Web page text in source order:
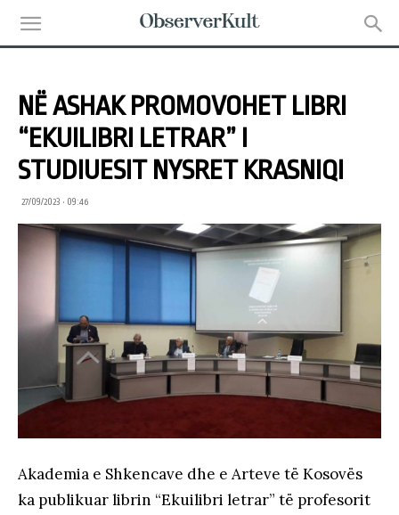
NË ASHAK PROMOVOHET LIBRI
“EKUILIBRI LETRAR” I
STUDIUESIT NYSRET KRASNIQI
27/09/2023 • 09:46
Akademia e Shkencave dhe e Arteve të Kosovës
ka publikuar librin “Ekuilibri letrar” të profesorit